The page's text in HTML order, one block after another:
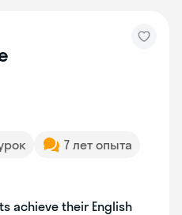
7 лет опыта
achieve their English